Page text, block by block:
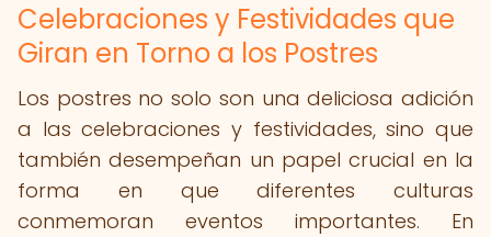
Celebraciones y Festividades que
Giran en Torno a los Postres
Los postres no solo son una deliciosa adición
a las celebraciones y festividades, sino que
también desempeñan un papel crucial en la
forma en que diferentes culturas
conmemoran eventos importantes. En